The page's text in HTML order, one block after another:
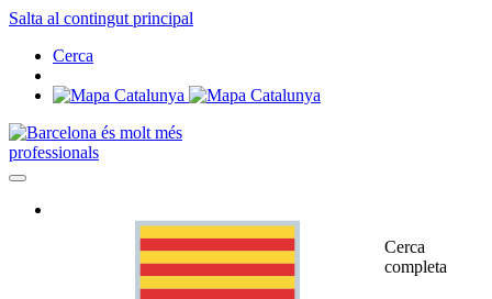
Salta al contingut principal
Cerca
professionals
Cerca
completa